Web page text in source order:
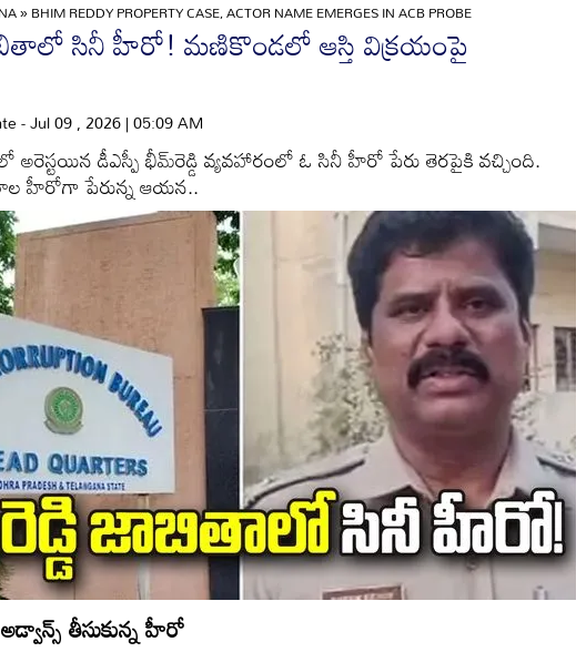
»BHIM REDDY PROPERTY CASE, ACTOR NAME EMERGES IN ACB PROBE
సినీ హీరో! మణికొండలో ఆస్తి విక్రయంపై
- Jul 09 , 2026 | 05:09 AM
అరెస్టయిన డీఎస్పీ భీమ్‌రెడ్డి వ్యవహారంలో ఓ సినీ హీరో పేరు తెరపైకి వచ్చింది.
హీరోగా పేరున్న ఆయన..
తీసుకున్న హీరో